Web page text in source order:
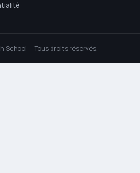
School — Tous droits réservés.